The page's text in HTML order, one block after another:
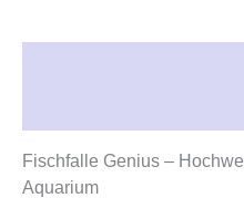
Fischfalle Genius –
Aquarium